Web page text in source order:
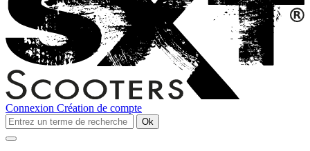
Connexion Création de compte
Ok